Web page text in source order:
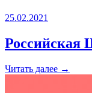
25.02.2021
Российская
Читать далее →